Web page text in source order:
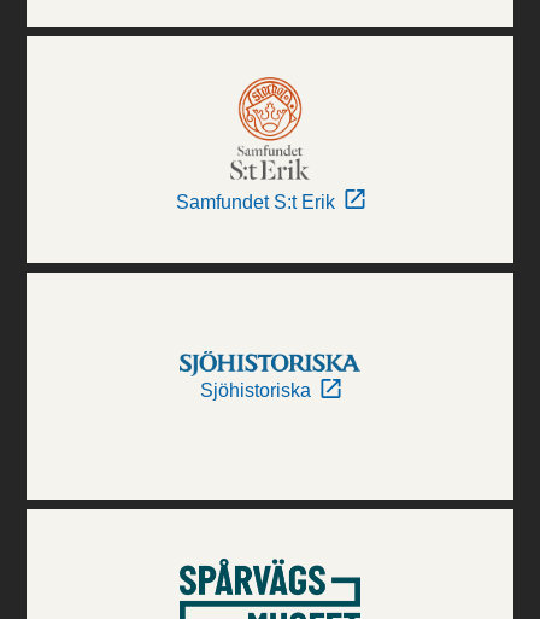
Samfundet S:t Erik
Sjöhistoriska